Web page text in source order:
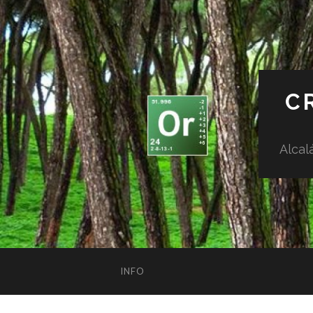
INFO